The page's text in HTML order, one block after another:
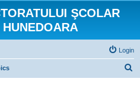
ŞCOLAR
Login